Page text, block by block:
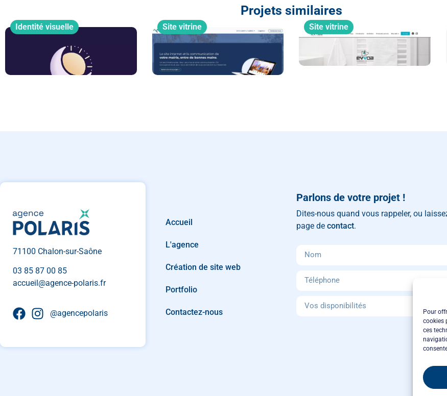
Pour
cookies
ces
Projets similaires
Identité visuelle Site vitrine Site vitrine
71100 Chalon-sur-Saône
03 85 87 00 85
accueil@agence-polaris.fr
@agencepolaris
Accueil
L'agence
Création de site web
Portfolio
Contactez-nous
Parlons de votre projet !
Dites-nous quand vous rappeler, ou
page decontact.